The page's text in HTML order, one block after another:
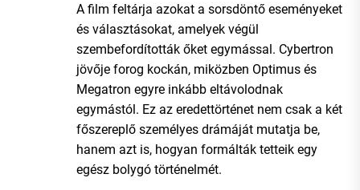
A film feltárja azokat a sorsdöntő eseményeket
és választásokat, amelyek végül
szembefordították őket egymással. Cybertron
jövője forog kockán, miközben Optimus és
Megatron egyre inkább eltávolodnak
egymástól. Ez az eredettörténet nem csak a két
főszereplő személyes drámáját mutatja be,
hanem azt is, hogyan formálták tetteik egy
egész bolygó történelmét.